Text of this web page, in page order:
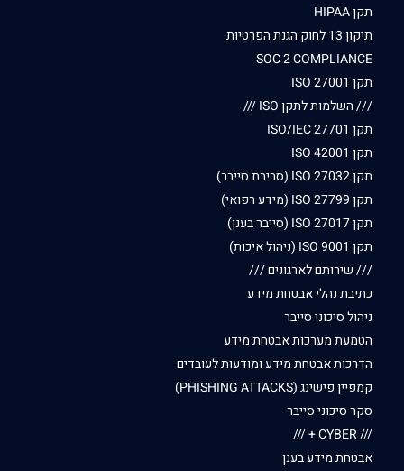
תקן HIPAA
תיקון 13 לחוק הגנת הפרטיות
SOC 2 COMPLIANCE
תקן ISO 27001
/// השלמות לתקן ISO ///
תקן ISO/IEC 27701
תקן ISO 42001
תקן ISO 27032 (סביבת סייבר)
תקן ISO 27799 (מידע רפואי)
תקן ISO 27017 (סייבר בענן)
תקן ISO 9001 (ניהול איכות)
/// שירותם לארגונים ///
כתיבת נהלי אבטחת מידע
ניהול סיכוני סייבר
הטמעת מערכות אבטחת מידע
הדרכות אבטחת מידע ומודעות לעובדים
קמפיין פישינג (PHISHING ATTACKS)
סקר סיכוני סייבר
/// CYBER + ///
אבטחת מידע בענן